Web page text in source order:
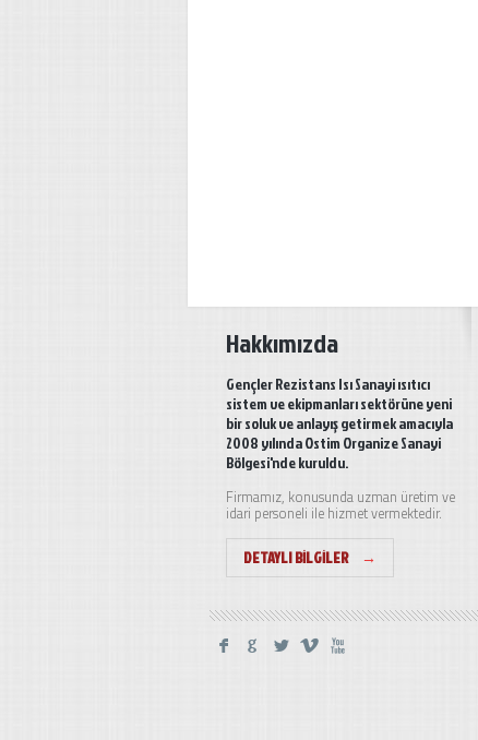
Hakkımızda
Gençler Rezistans Isı Sanayi ısıtıcı
sistem ve ekipmanları sektörüne yeni
bir soluk ve anlayış getirmek amacıyla
2008 yılında Ostim Organize Sanayi
Bölgesi'nde kuruldu.
Firmamız, konusunda uzman üretim ve
idari personeli ile hizmet vermektedir.
DETAYLI BILGILER →
F G L V X